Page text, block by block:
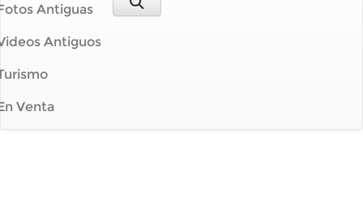
Antiguas
Antiguos
Venta